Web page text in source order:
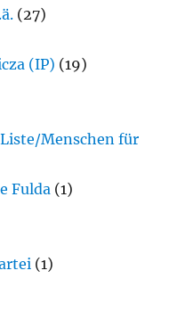
(27)
(IP) (19)
Menschen für
Fulda (1)
(1)